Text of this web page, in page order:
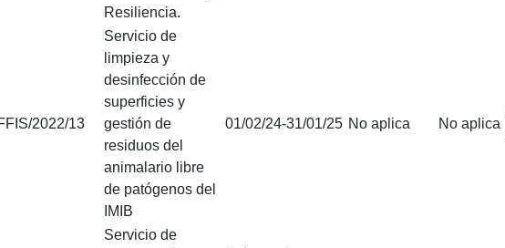
Resiliencia.
2022/13
Servicio de
limpieza y
desinfección de
superficies y
gestión de
residuos del
animalario libre
de patógenos del
IMIB
01/02/24-31/01/25 No aplica No aplica
Servicio de